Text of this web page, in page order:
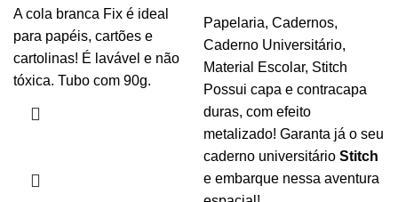
A cola branca Fix é ideal
para papéis, cartões e
cartolinas! É lavável e não
tóxica. Tubo com 90g.
Papelaria, Cadernos,
Caderno Universitário,
Material Escolar, Stitch
Possui capa e contracapa
duras, com efeito
metalizado! Garanta já o seu
caderno universitário Stitch
e embarque nessa aventura